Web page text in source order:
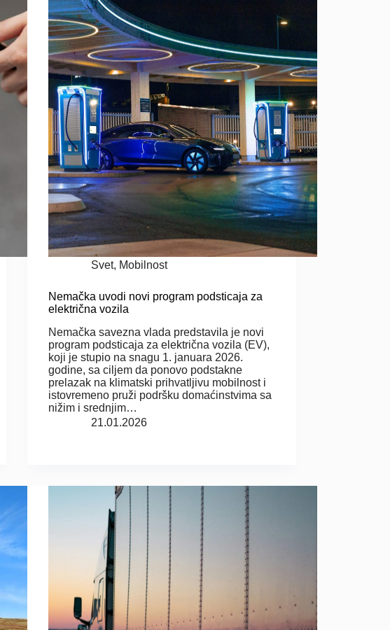
Svet, Mobilnost
Nemačka uvodi novi program podsticaja za
električna vozila
Nemačka savezna vlada predstavila je novi
program podsticaja za električna vozila (EV),
koji je stupio na snagu 1. januara 2026.
godine, sa ciljem da ponovo podstakne
prelazak na klimatski prihvatljivu mobilnost i
istovremeno pruži podršku domaćinstvima sa
nižim i srednjim…
21.01.2026